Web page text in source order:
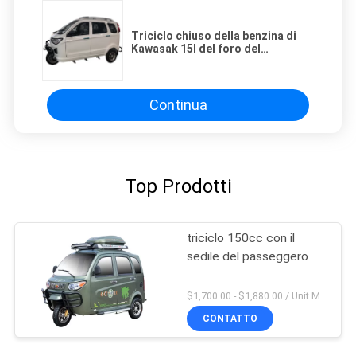
Triciclo chiuso della benzina di
Kawasak 15l del foro del
Continua
Top Prodotti
triciclo 150cc con il
sedile del passeggero
$1,700.00 - $1,880.00 / Unit MOQ:4 unità
CONTATTO